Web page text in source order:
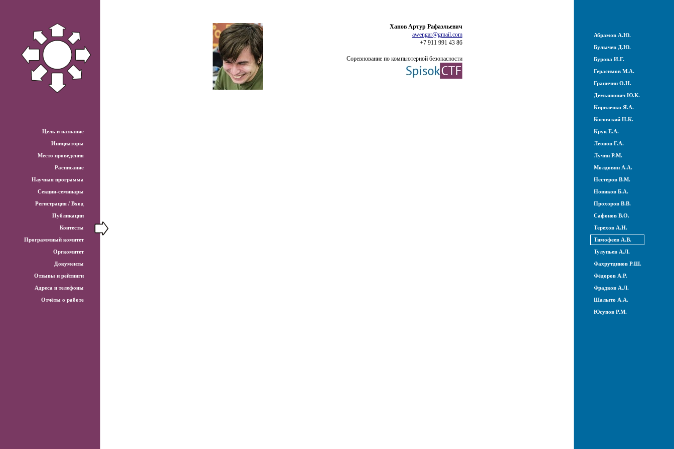
Ханов Артур Рафаэльевич
awengar@gmail.com
+7 911 991 43 86
Соревнование по компьютерной безопасности
Цель и название
Инициаторы
Место проведения
Расписание
Научная программа
Секции-семинары
Регистрация / Вход
Публикации
Контесты
Программный комитет
Оргкомитет
Документы
Отзывы и рейтинги
Адреса и телефоны
Отчёты о работе
Абрамов А.Ю.
Булычев Д.Ю.
Бурова И.Г.
Герасимов М.А.
Граничин О.Н.
Демьянович Ю.К.
Кириленко Я.А.
Косовский Н.К.
Крук Е.А.
Леонов Г.А.
Лучин Р.М.
Молдовян А.А.
Нестеров В.М.
Новиков Б.А.
Прохоров В.В.
Сафонов В.О.
Терехов А.Н.
Тимофеев А.В.
Тулупьев А.Л.
Фахрутдинов Р.Ш.
Фёдоров А.Р.
Фрадков А.Л.
Шалыто А.А.
Юсупов Р.М.